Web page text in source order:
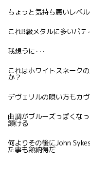
ちょっと気持ち悪いレベ
これB級メタルに多いパテ
我想うに･･･
これはホワイトスネーク
か？
デヴェリルの唄い方もカ
曲調がブルーズっぽくな
頷ける
何よりその後にJohn
た事も頷納得だ